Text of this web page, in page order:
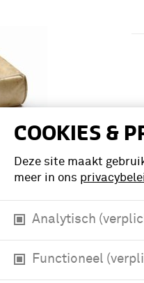
COOKIES &
Deze site maakt
meer in ons
Analytisch
Functioneel